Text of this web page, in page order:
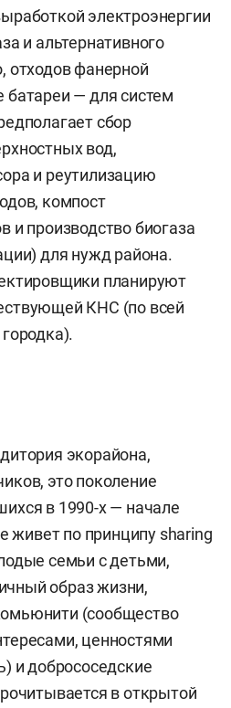
электроэнергии
и альтернативного
отходов фанерной
— для систем
сбор
вод,
и реутилизацию
компост
и производство биогаза
для нужд района.
планируют
КНС (по всей
экорайона,
это поколение
в 1990-х — начале
живет по принципу sharing
семьи с детьми,
образ жизни,
(сообщество
ценностями
и добрососедские
в открытой